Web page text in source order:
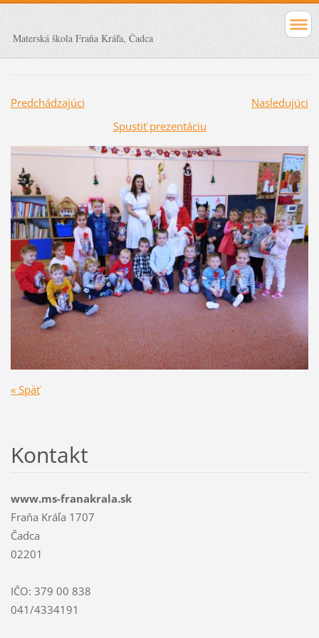
Materská škola Fraňa Kráľa, Čadca
Predchádzajúci
Nasledujúci
Spustiť prezentáciu
« Späť
Kontakt
www.ms-franakrala.sk
Fraňa Kráľa 1707
Čadca
02201
IČO: 379 00 838
041/4334191